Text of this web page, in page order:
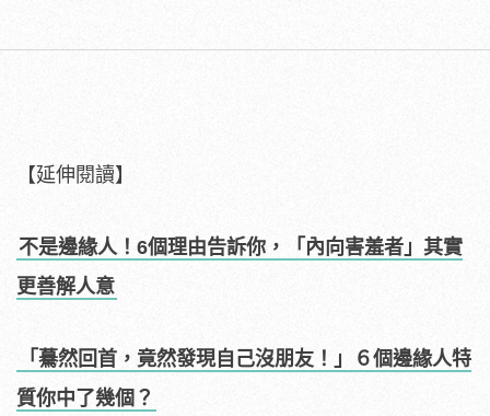
【延伸閱讀】
不是邊緣人！6個理由告訴你，「內向害羞者」其實
更善解人意
「驀然回首，竟然發現自己沒朋友！」６個邊緣人特
質你中了幾個？